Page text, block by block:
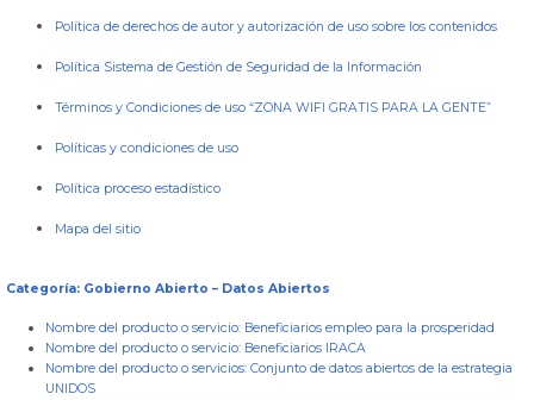
Política de derechos de autor y autorización de uso sobre los contenidos
Política Sistema de Gestión de Seguridad de la Información
Términos y Condiciones de uso “ZONA WIFI GRATIS PARA LA GENTE”
Políticas y condiciones de uso
Política proceso estadístico
Mapa del sitio
Categoría: Gobierno Abierto – Datos Abiertos
Nombre del producto o servicio: Beneficiarios empleo para la prosperidad
Nombre del producto o servicio: Beneficiarios IRACA
Nombre del producto o servicios: Conjunto de datos abiertos de la estrategia
UNIDOS